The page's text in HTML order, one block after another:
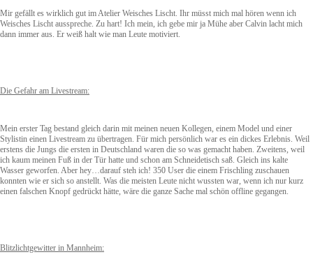
Mir gefällt es wirklich gut im Atelier Weisches Lischt. Ihr müsst mich mal hören wenn ich
Weisches Lischt ausspreche. Zu hart! Ich mein, ich gebe mir ja Mühe aber Calvin lacht mich
dann immer aus. Er weiß halt wie man Leute motiviert.
Die Gefahr am Livestream:
Mein erster Tag bestand gleich darin mit meinen neuen Kollegen, einem Model und einer
Stylistin einen Livestream zu übertragen. Für mich persönlich war es ein dickes Erlebnis. Weil
erstens die Jungs die ersten in Deutschland waren die so was gemacht haben. Zweitens, weil
ich kaum meinen Fuß in der Tür hatte und schon am Schneidetisch saß. Gleich ins kalte
Wasser geworfen. Aber hey…darauf steh ich! 350 User die einem Frischling zuschauen
konnten wie er sich so anstellt. Was die meisten Leute nicht wussten war, wenn ich nur kurz
einen falschen Knopf gedrückt hätte, wäre die ganze Sache mal schön offline gegangen.
Blitzlichtgewitter in Mannheim: